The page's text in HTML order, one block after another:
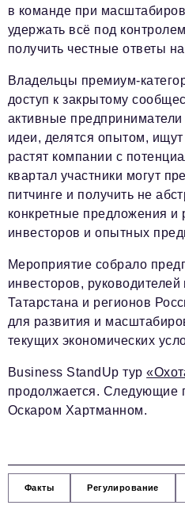
в команде при
удержать всё под
получить честные ответы
Владельцы премиум-
доступ к закрытому
активные
идеи, делятся опытом,
растят компании с
квартал участники могут
питчинге и получить не
конкретные предложения и
инвесторов и опытных
Мероприятие собрало
инвесторов, руководителей
Татарстана и регионов
для развития и
текущих экономических
Business StandUp тур
продолжается. Следующие
Оскаром Хартманном.
Факты Регулирование